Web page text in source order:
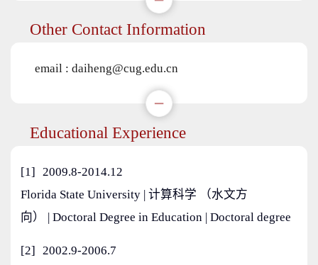
Other Contact Information
email : daiheng@cug.edu.cn
Educational Experience
[1]
2009.8-2014.12
Florida State University | 计算科学 （水文方
向） | Doctoral Degree in Education | Doctoral degree
[2]
2002.9-2006.7